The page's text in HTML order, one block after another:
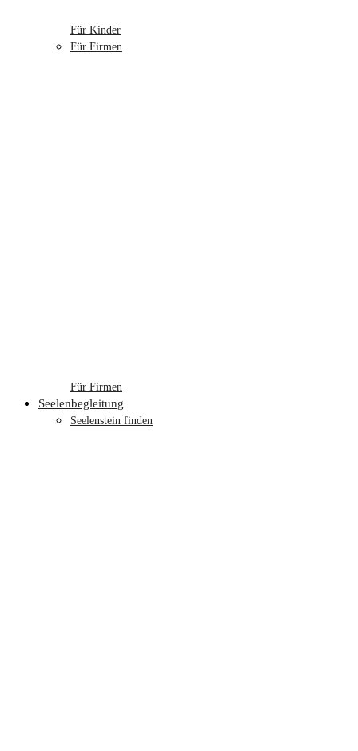
Für Kinder
Für Firmen
Für Firmen
Seelenbegleitung
Seelenstein finden